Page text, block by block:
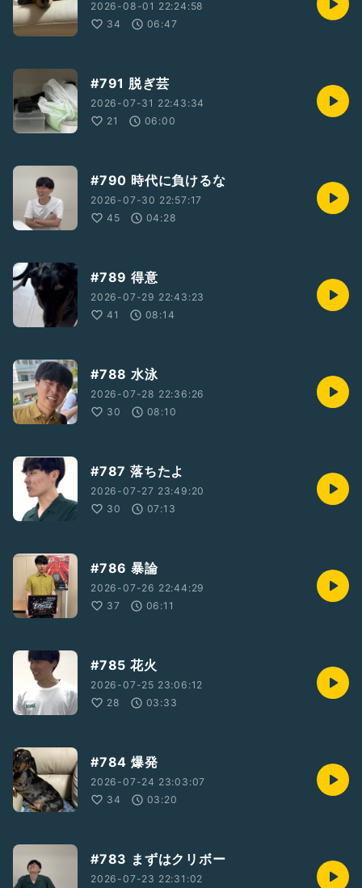
2026-08-01 22:24:58
34
06:47
#791 脱ぎ芸
2026-07-31 22:43:34
21
06:00
#790 時代に負けるな
2026-07-30 22:57:17
45
04:28
#789 得意
2026-07-29 22:43:23
41
08:14
#788 水泳
2026-07-28 22:36:26
30
08:10
#787 落ちたよ
2026-07-27 23:49:20
30
07:13
#786 暴論
2026-07-26 22:44:29
37
06:11
#785 花火
2026-07-25 23:06:12
28
03:33
#784 爆発
2026-07-24 23:03:07
34
03:20
#783 まずはクリボー
2026-07-23 22:31:02